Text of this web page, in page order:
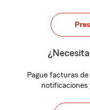
Pague facturas